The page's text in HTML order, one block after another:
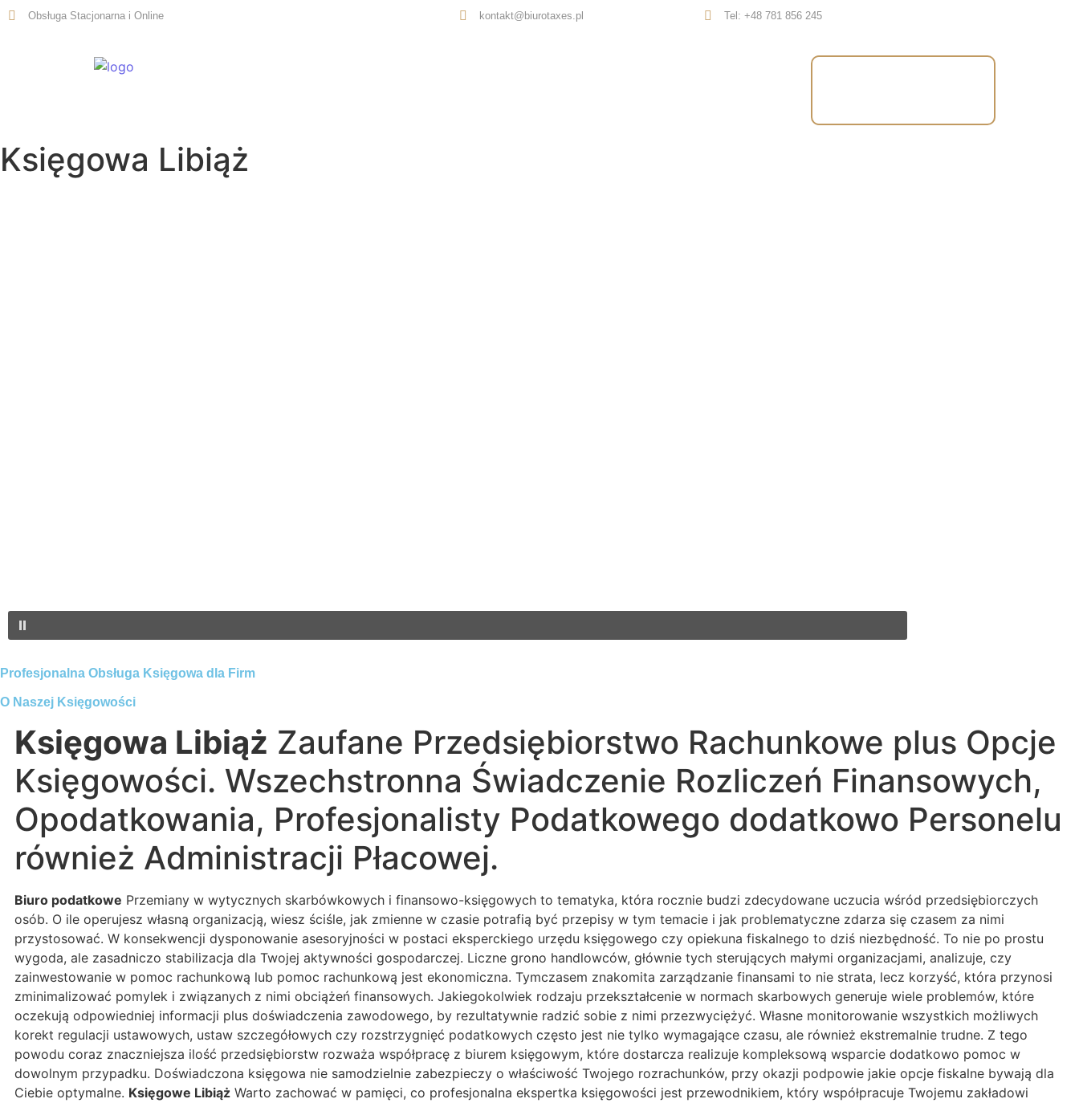
Obsługa Stacjonarna i Online kontakt@biurotaxes.pl Tel: +48 781 856 245
Księgowa Libiąż
Profesjonalna Obsługa Księgowa dla Firm
O Naszej Księgowości
Księgowa Libiąż Zaufane Przedsiębiorstwo Rachunkowe plus Opcje
Księgowości. Wszechstronna Świadczenie Rozliczeń Finansowych,
Opodatkowania, Profesjonalisty Podatkowego dodatkowo Personelu
również Administracji Płacowej.
Biuro podatkowe Przemiany w wytycznych skarbówkowych i finansowo-księgowych to tematyka, która rocznie budzi zdecydowane uczucia wśród przedsiębiorczych
osób. O ile operujesz własną organizacją, wiesz ściśle, jak zmienne w czasie potrafią być przepisy w tym temacie i jak problematyczne zdarza się czasem za nimi
przystosować. W konsekwencji dysponowanie asesoryjności w postaci eksperckiego urzędu księgowego czy opiekuna fiskalnego to dziś niezbędność. To nie po prostu
wygoda, ale zasadniczo stabilizacja dla Twojej aktywności gospodarczej. Liczne grono handlowców, głównie tych sterujących małymi organizacjami, analizuje, czy
zainwestowanie w pomoc rachunkową lub pomoc rachunkową jest ekonomiczna. Tymczasem znakomita zarządzanie finansami to nie strata, lecz korzyść, która przynosi
zminimalizować pomylek i związanych z nimi obciążeń finansowych. Jakiegokolwiek rodzaju przekształcenie w normach skarbowych generuje wiele problemów, które
oczekują odpowiedniej informacji plus doświadczenia zawodowego, by rezultatywnie radzić sobie z nimi przezwyciężyć. Własne monitorowanie wszystkich możliwych
korekt regulacji ustawowych, ustaw szczegółowych czy rozstrzygnięć podatkowych często jest nie tylko wymagające czasu, ale również ekstremalnie trudne. Z tego
powodu coraz znaczniejsza ilość przedsiębiorstw rozważa współpracę z biurem księgowym, które dostarcza realizuje kompleksową wsparcie dodatkowo pomoc w
dowolnym przypadku. Doświadczona księgowa nie samodzielnie zabezpieczy o właściwość Twojego rozrachunków, przy okazji podpowie jakie opcje fiskalne bywają dla
Ciebie optymalne. Księgowe Libiąż Warto zachować w pamięci, co profesjonalna ekspertka księgowości jest przewodnikiem, który współpracuje Twojemu zakładowi